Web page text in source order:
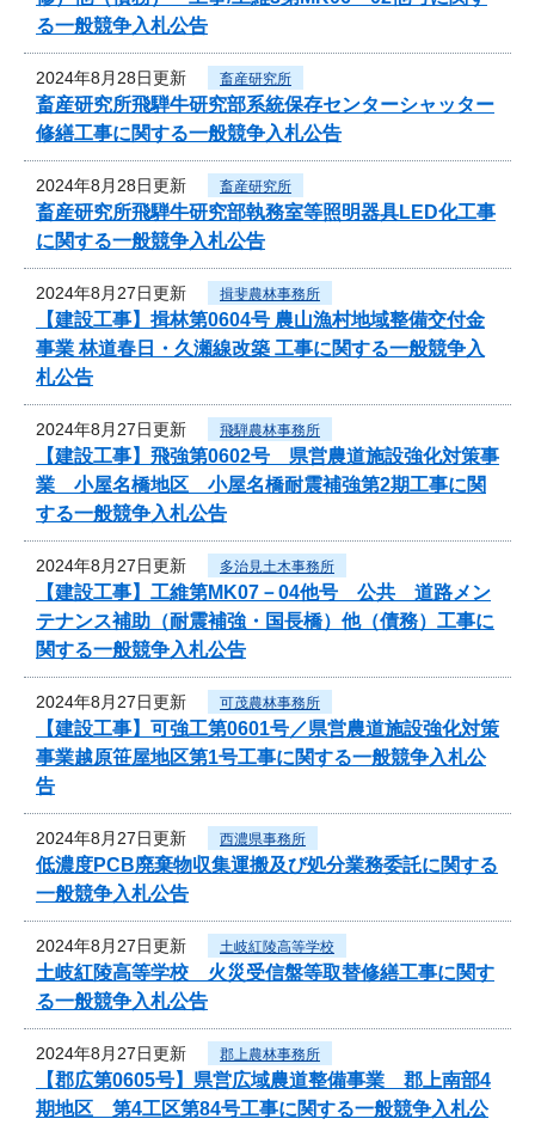
る一般競争入札公告
2024年8月28日更新 畜産研究所
畜産研究所飛騨牛研究部系統保存センターシャッター
修繕工事に関する一般競争入札公告
2024年8月28日更新 畜産研究所
畜産研究所飛騨牛研究部執務室等照明器具LED化工事
に関する一般競争入札公告
2024年8月27日更新 揖斐農林事務所
【建設工事】揖林第0604号 農山漁村地域整備交付金
事業 林道春日・久瀬線改築 工事に関する一般競争入
札公告
2024年8月27日更新 飛騨農林事務所
【建設工事】飛強第0602号 県営農道施設強化対策事
業 小屋名橋地区 小屋名橋耐震補強第2期工事に関
する一般競争入札公告
2024年8月27日更新 多治見土木事務所
【建設工事】工維第MK07－04他号 公共 道路メン
テナンス補助（耐震補強・国長橋）他（債務）工事に
関する一般競争入札公告
2024年8月27日更新 可茂農林事務所
【建設工事】可強工第0601号／県営農道施設強化対策
事業越原笹屋地区第1号工事に関する一般競争入札公
告
2024年8月27日更新 西濃県事務所
低濃度PCB廃棄物収集運搬及び処分業務委託に関する
一般競争入札公告
2024年8月27日更新 土岐紅陵高等学校
土岐紅陵高等学校 火災受信盤等取替修繕工事に関す
る一般競争入札公告
2024年8月27日更新 郡上農林事務所
【郡広第0605号】県営広域農道整備事業 郡上南部4
期地区 第4工区第84号工事に関する一般競争入札公